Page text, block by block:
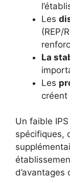
Les
(REP/
La
Les
créent
Un faible
spécifiques,